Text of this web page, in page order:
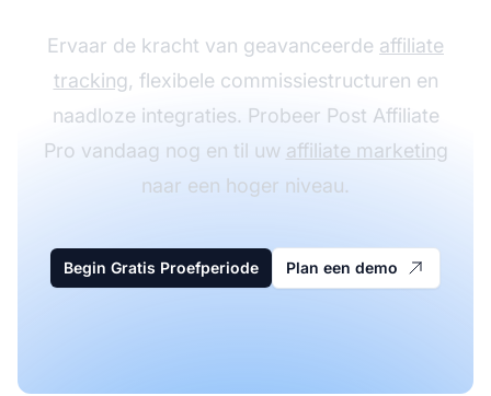
Ervaar de kracht van geavanceerde affiliate
tracking, flexibele commissiestructuren en
naadloze integraties. Probeer Post Affiliate
Pro vandaag nog en til uw affiliate marketing
naar een hoger niveau.
Begin Gratis Proefperiode Plan een demo